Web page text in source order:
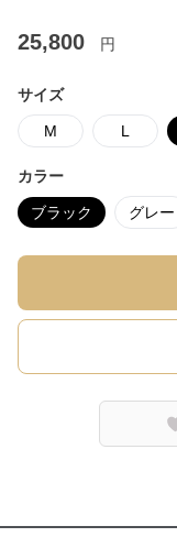
25,800 円
サイズ
M L
カラー
ブラック グレー